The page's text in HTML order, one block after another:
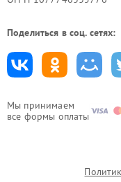
Мы принимаем
все формы оплаты
Поделиться в соц. сетях: